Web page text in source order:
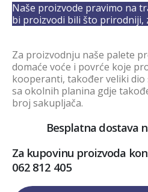
Naše proizvode pravimo na
bi proizvodi bili što prirodniji,
Za proizvodnju naše palete
domaće voće i povrće koje
kooperanti, također veliki
sa okolnih planina gdje
broj sakupljača.
Besplatna dostava
Za kupovinu proizvoda
062 812 405